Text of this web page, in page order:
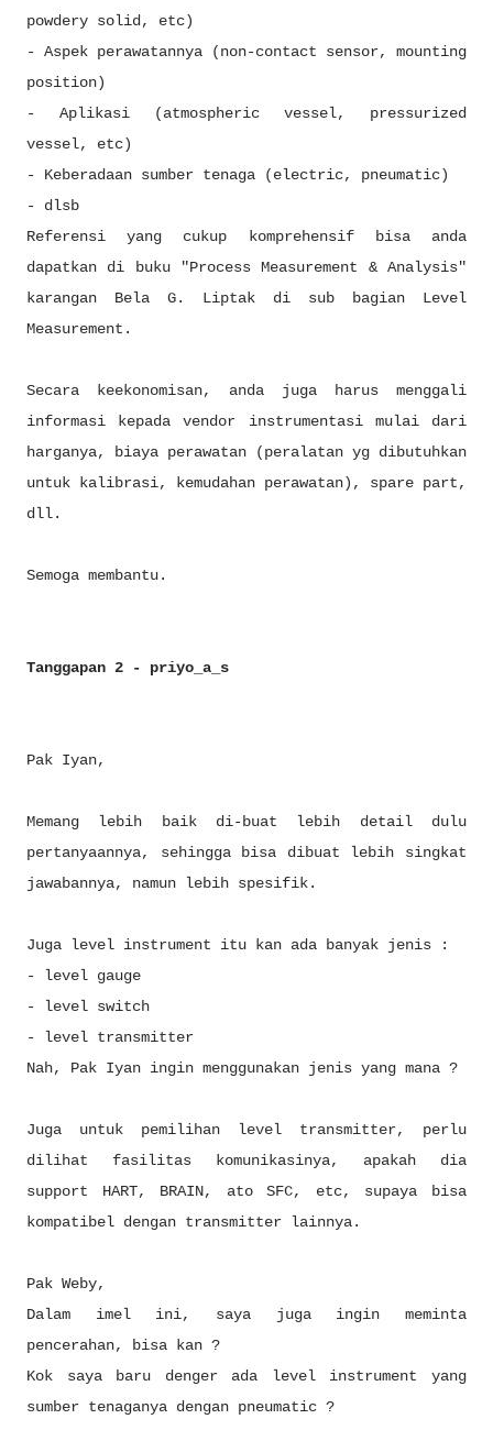
powdery solid, etc)
- Aspek perawatannya (non-contact sensor, mounting
position)
- Aplikasi (atmospheric vessel, pressurized
vessel, etc)
- Keberadaan sumber tenaga (electric, pneumatic)
- dlsb
Referensi yang cukup komprehensif bisa anda
dapatkan di buku "Process Measurement & Analysis"
karangan Bela G. Liptak di sub bagian Level
Measurement.
Secara keekonomisan, anda juga harus menggali
informasi kepada vendor instrumentasi mulai dari
harganya, biaya perawatan (peralatan yg dibutuhkan
untuk kalibrasi, kemudahan perawatan), spare part,
dll.
Semoga membantu.
Tanggapan 2 - priyo_a_s
Pak Iyan,
Memang lebih baik di-buat lebih detail dulu
pertanyaannya, sehingga bisa dibuat lebih singkat
jawabannya, namun lebih spesifik.
Juga level instrument itu kan ada banyak jenis :
- level gauge
- level switch
- level transmitter
Nah, Pak Iyan ingin menggunakan jenis yang mana ?
Juga untuk pemilihan level transmitter, perlu
dilihat fasilitas komunikasinya, apakah dia
support HART, BRAIN, ato SFC, etc, supaya bisa
kompatibel dengan transmitter lainnya.
Pak Weby,
Dalam imel ini, saya juga ingin meminta
pencerahan, bisa kan ?
Kok saya baru denger ada level instrument yang
sumber tenaganya dengan pneumatic ?